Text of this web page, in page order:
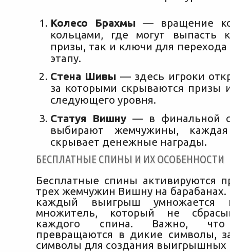
Колесо Брахмы— вращение
кольцами, где могут выпасть
призы, так и ключи для
этапу.
Стена Шивы— здесь игроки
за которыми скрываются призы
следующего уровня.
Статуя Вишну — в финальной
выбирают жемчужины,
скрывает денежные награды.
БЕСПЛАТНЫЕ СПИНЫ И ИХ ОСОБЕННОСТИ
Бесплатные спины активируются
трех жемчужин Вишну на
каждый выигрыш умножается
множитель, который не
каждого спина. Важно, что
превращаются в дикие символы,
символы для создания выигрышных